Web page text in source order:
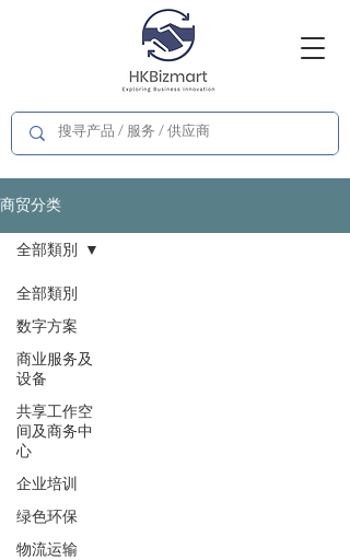
商贸分类
全部類別
数字方案
商业服务及
设备
共享工作空
间及商务中
心
企业培训
绿色环保
物流运输
全部類別